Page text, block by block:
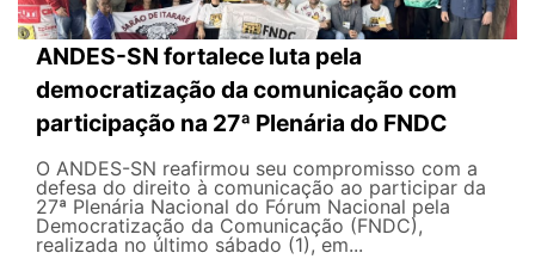
ANDES-SN fortalece luta pela
democratização da comunicação com
participação na 27ª Plenária do FNDC
O ANDES-SN reafirmou seu compromisso com a
defesa do direito à comunicação ao participar da
27ª Plenária Nacional do Fórum Nacional pela
Democratização da Comunicação (FNDC),
realizada no último sábado (1), em...